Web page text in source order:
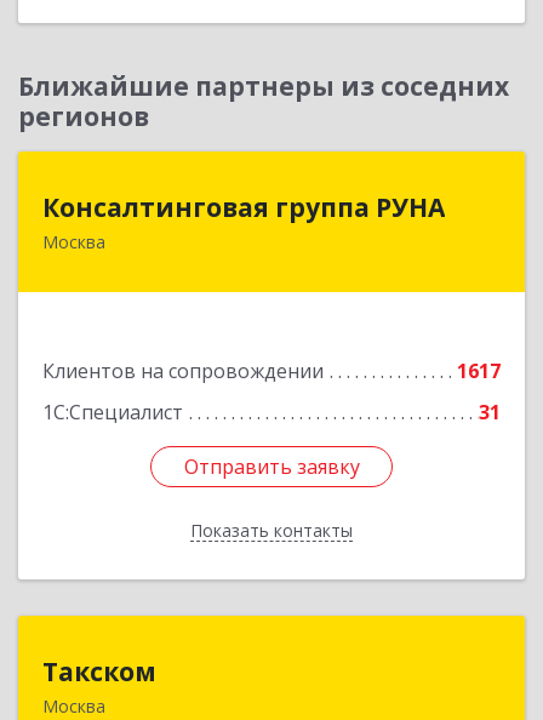
Ближайшие партнеры из соседних
регионов
Консалтинговая группа РУНА
Москва
Клиентов на сопровождении
1617
1С:Специалист
31
Отправить заявку
Показать контакты
117218, Москва г, Кржижановского ул, дом №
Отправить заявку
Назад
Такском
Москва119034, Москва г, Барыковский пер, дом №